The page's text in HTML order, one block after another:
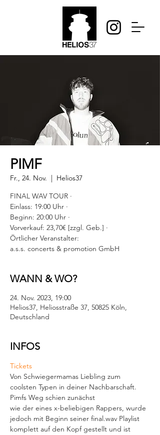
PIMF
Fr., 24. Nov.
  |
Helios37
FINAL WAV TOUR ·
Einlass: 19:00 Uhr ·
Beginn: 20:00 Uhr ·
Vorverkauf: 23,70€ [zzgl. Geb.] ·
Örtlicher Veranstalter:
a.s.s. concerts & promotion GmbH
WANN & WO?
24. Nov. 2023, 19:00
Helios37, Heliosstraße 37, 50825 Köln,
Deutschland
INFOS
Tickets
Von Schwiegermamas Liebling zum
coolsten Typen in deiner Nachbarschaft.
Pimfs Weg schien zunächst
wie der eines x-beliebigen Rappers, wurde
jedoch mit Beginn seiner final.wav Playlist
komplett auf den Kopf gestellt und ist